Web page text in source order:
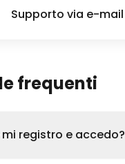
Supporto via e-mail
frequenti
registro e accedo?